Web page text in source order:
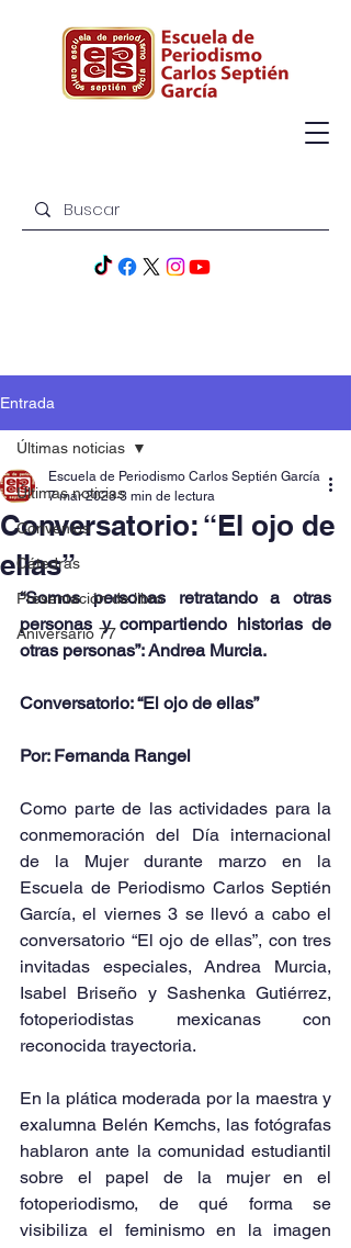
Entrada
Últimas noticias
Convenios
Cátedras
Presentación de libro
Aniversario 77
Últimas noticias
Conversatorio: “El ojo de
ellas”
Escuela de Periodismo Carlos Septién García
7 mar 2023 3 min de lectura
“Somos personas retratando a otras
personas y compartiendo historias de
otras personas”: Andrea Murcia.
Conversatorio: “El ojo de ellas”
Por: Fernanda Rangel
Como parte de las actividades para la
conmemoración del Día internacional
de la Mujer durante marzo en la
Escuela de Periodismo Carlos Septién
García, el viernes 3 se llevó a cabo el
conversatorio “El ojo de ellas”, con tres
invitadas especiales, Andrea Murcia,
Isabel Briseño y Sashenka Gutiérrez,
fotoperiodistas mexicanas con
reconocida trayectoria.
En la plática moderada por la maestra y
exalumna Belén Kemchs, las fotógrafas
hablaron ante la comunidad estudiantil
sobre el papel de la mujer en el
fotoperiodismo, de qué forma se
visibiliza el feminismo en la imagen